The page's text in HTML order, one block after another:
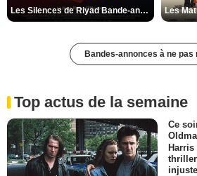
Les Silences de Riyad Bande-annonce VO STFR
Bandes-annonces à ne pas
Top actus de la semaine
Ce
Harris